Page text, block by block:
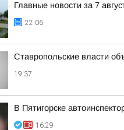
Главные новости за 7
22:06
Ставропольские власти
19:37
В Пятигорске
16:29